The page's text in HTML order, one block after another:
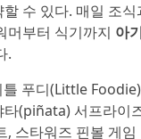
수 있다. 매일 조
머부터 식기까지 아
.
푸디(Little
(piñata) 서프라이
스타워즈 핀볼 게